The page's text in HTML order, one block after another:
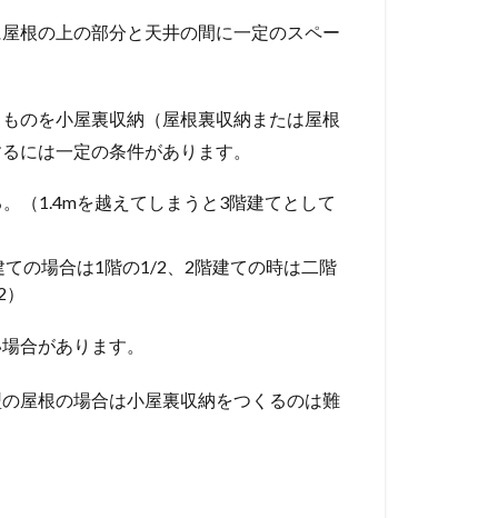
根の上の部分と天井の間に一定のスペー
のを小屋裏収納（屋根裏収納または屋根
には一定の条件があります。
（1.4mを越えてしまうと3階建てとして
の場合は1階の1/2、2階建ての時は二階
合があります。
屋根の場合は小屋裏収納をつくるのは難